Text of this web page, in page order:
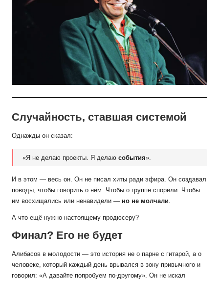
Случайность, ставшая системой
Однажды он сказал:
«Я не делаю проекты. Я делаюсобытия».
И в этом — весь он. Он не писал хиты ради эфира. Он создавал
поводы, чтобы говорить о нём. Чтобы о группе спорили. Чтобы
им восхищались или ненавидели — но не молчали
А что ещё нужно настоящему продюсеру?
Финал? Его не будет
Алибасов в молодости — это история не о парне с гитарой, а о
человеке, который каждый день врывался в зону привычного и
говорил: «А давайте попробуем по-другому». Он не искал